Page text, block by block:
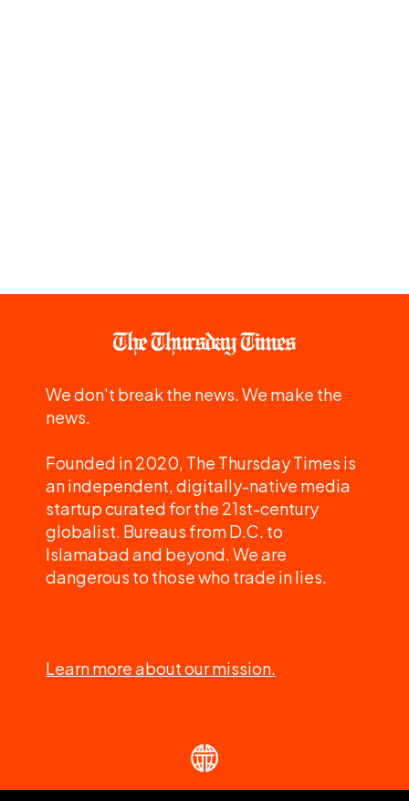
We don't break the news. We make the
news.
Founded in 2020, The Thursday Times is
an independent, digitally-native media
startup curated for the 21st-century
globalist. Bureaus from D.C. to
Islamabad and beyond. We are
dangerous to those who trade in lies.
Learn more about our mission.